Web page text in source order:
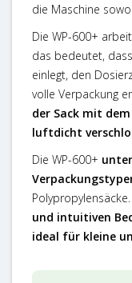
die Maschine
Die WP-600+
das bedeutet,
einlegt, den
volle Verpackung
der Sack mit
luftdicht
Die WP-600+
Polypropylensäcke.
und intuitiven
ideal für kleine